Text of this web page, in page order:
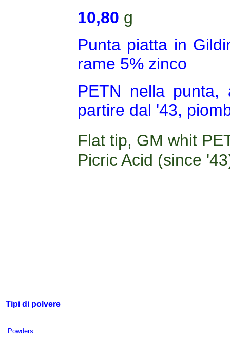
10,80 g
Punta piatta in
rame 5% zinco
PETN nella punta,
partire dal '43,
Flat tip, GM whit
Picric Acid (since
Tipi di polvere
Powders